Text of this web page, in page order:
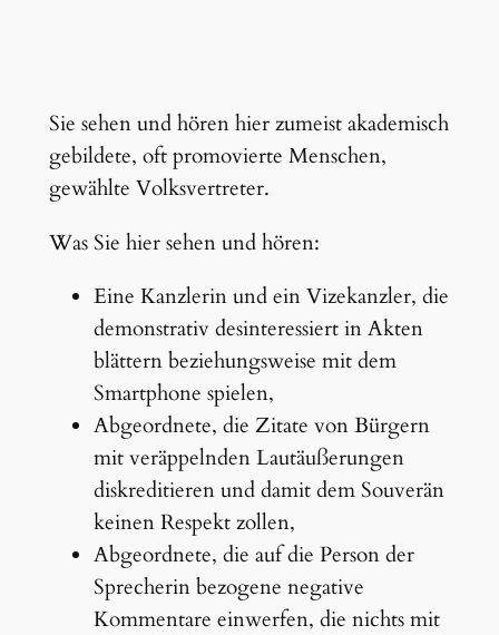
Sie sehen und hören hier zumeist akademisch
gebildete, oft promovierte Menschen,
gewählte Volksvertreter.
Was Sie hier sehen und hören:
Eine Kanzlerin und ein Vizekanzler, die
demonstrativ desinteressiert in Akten
blättern beziehungsweise mit dem
Smartphone spielen,
Abgeordnete, die Zitate von Bürgern
mit veräppelnden Lautäußerungen
diskreditieren und damit dem Souverän
keinen Respekt zollen,
Abgeordnete, die auf die Person der
Sprecherin bezogene negative
Kommentare einwerfen, die nichts mit